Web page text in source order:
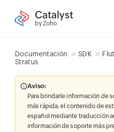
Catalyst
by Zoho
Documentación SDK
Stratus
Aviso:
Para brindarle información de
más rápida, el contenido de
español mediante traducción
información de soporte más